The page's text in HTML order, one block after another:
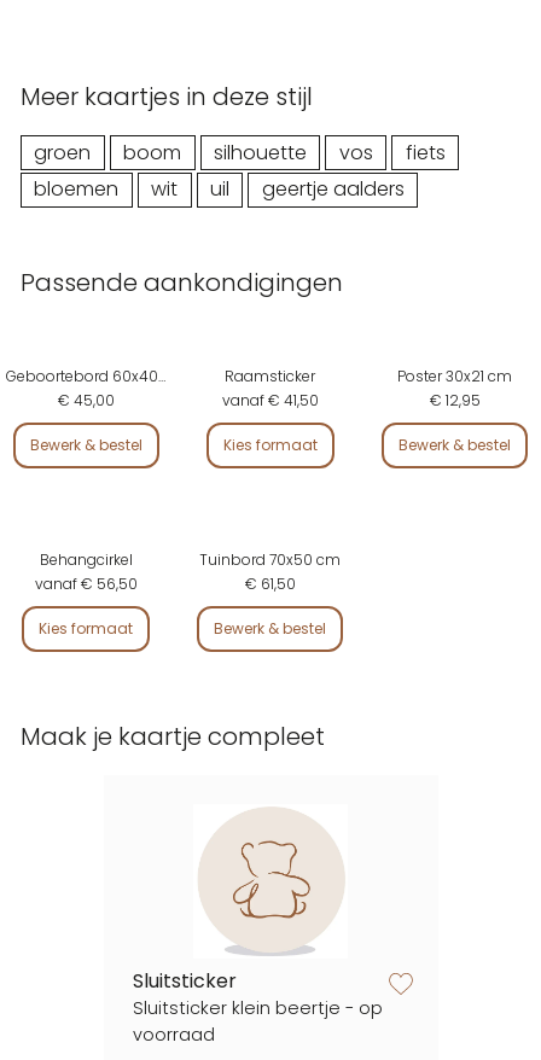
Meer kaartjes in deze stijl
groen boom silhouette vos
fiets
bloemen
wit uil geertje aalders
Maak je kaartje compleet
Sluitsticker
Sluitsticker klein beertje - op
voorraad
Passende aankondigingen
Geboortebord 60x40 cm
€ 45,00
Bewerk & bestel
Raamsticker
vanaf € 41,50
Kies formaat
Poster 30x21 cm
€ 12,95
Bewerk & bestel
Behangcirkel
vanaf € 56,50
Kies formaat
Tuinbord 70x50 cm
€ 61,50
Bewerk & bestel